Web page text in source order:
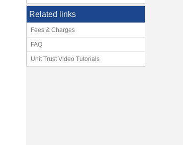
Related links
Fees & Charges
FAQ
Unit Trust Video Tutorials